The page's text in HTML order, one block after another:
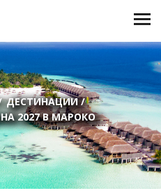
ДЕСТИНАЦИИ/
2027 В МАРОКО